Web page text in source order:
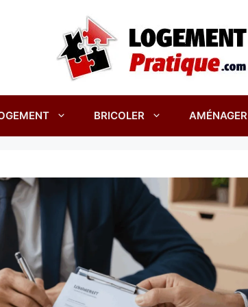
BRICOLER AMÉNAGER